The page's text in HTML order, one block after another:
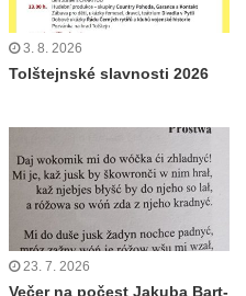
3. 8. 2026
Tolštejnské slavnosti 2026
23. 7. 2026
Večer na počest Jakuba Bart-